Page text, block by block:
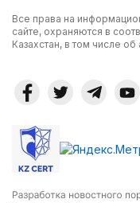
Все права на
сайте, охраняются в
Казахстан, в том числе